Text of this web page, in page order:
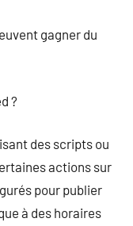
gagner du
?
des scripts ou
actions sur
pour publier
à des horaires